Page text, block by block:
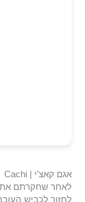
אגם קאצ'י | Cachi
לאחר שחקרתם את
לחזור לכביש